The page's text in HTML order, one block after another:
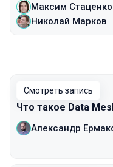
Максим Стаценко
Николай Марков
Смотреть запись
Что такое Data
Александр